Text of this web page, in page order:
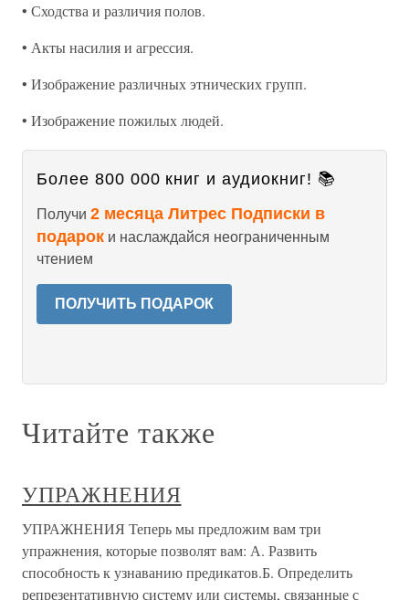
• Сходства и различия полов.
• Акты насилия и агрессия.
• Изображение различных этнических групп.
• Изображение пожилых людей.
Более 800 000 книг и аудиокниг! 📚
Получи 2 месяца Литрес Подписки в
подарок и наслаждайся неограниченным
чтением
ПОЛУЧИТЬ ПОДАРОК
Читайте также
УПРАЖНЕНИЯ
УПРАЖНЕНИЯ Теперь мы предложим вам три
упражнения, которые позволят вам: А. Развить
способность к узнаванию предикатов.Б. Определить
репрезентативную систему или системы, связанные с